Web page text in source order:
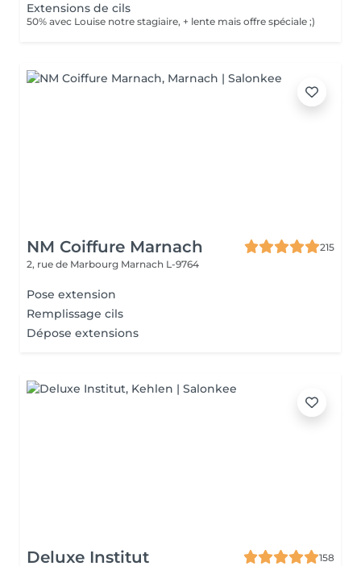
Extensions de cils
50% avec Louise notre stagiaire, + lente mais offre spéciale ;)
NM Coiffure Marnach
215
2, rue de Marbourg Marnach L-9764
Pose extension
Remplissage cils
Dépose extensions
Deluxe Institut
158